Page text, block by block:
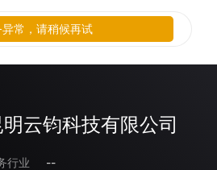
明云钧科技有限公司
行业
--
异常，请稍候再试